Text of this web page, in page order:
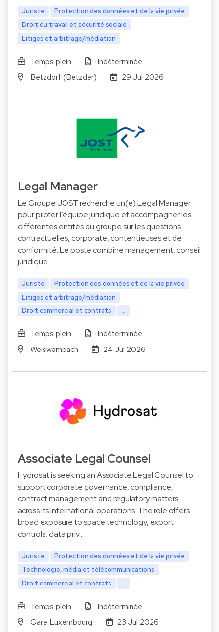
Juriste
Protection des données et de la vie privée
Droit du travail et sécurité sociale
Litiges et arbitrage/médiation
Temps plein
Indéterminée
Betzdorf (Betzder)
29 Jul 2026
Legal Manager
Le Groupe JOST recherche un(e) Legal Manager
pour piloter l’équipe juridique et accompagner les
différentes entités du groupe sur les questions
contractuelles, corporate, contentieuses et de
conformité. Le poste combine management, conseil
juridique…
Juriste
Protection des données et de la vie privée
Litiges et arbitrage/médiation
Droit commercial et contrats
...
Temps plein
Indéterminée
Weiswampach
24 Jul 2026
Associate Legal Counsel
Hydrosat is seeking an Associate Legal Counsel to
support corporate governance, compliance,
contract management and regulatory matters
across its international operations. The role offers
broad exposure to space technology, export
controls, data priv…
Juriste
Protection des données et de la vie privée
Technologie, média et télécommunications
Droit commercial et contrats
...
Temps plein
Indéterminée
Gare Luxembourg
23 Jul 2026